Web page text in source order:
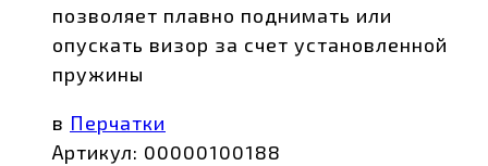
позволяет плавно поднимать или
опускать визор за счет установленной
пружины
в Перчатки
Артикул: 00000100188